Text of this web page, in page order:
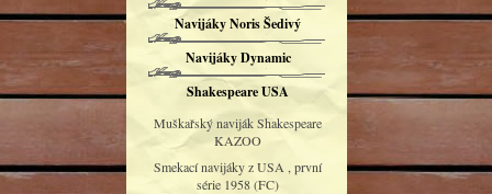
Navijáky Noris Šedivý
Navijáky Dynamic
Shakespeare USA
Muškařský naviják Shakespeare
KAZOO
Smekací navijáky z USA , první
série 1958 (FC)